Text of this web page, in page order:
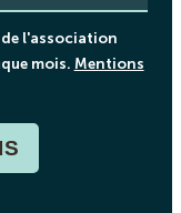
l'association
mois. Mentions